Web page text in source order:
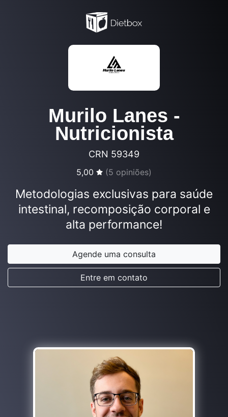
Murilo Lanes -
Nutricionista
CRN 59349
5,00 (5 opiniões)
Metodologias exclusivas para saúde
intestinal, recomposição corporal e
alta performance!
Agende uma consulta
Entre em contato